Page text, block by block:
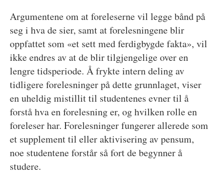
Argumentene om at foreleserne vil legge bånd på
seg i hva de sier, samt at forelesningene blir
oppfattet som «et sett med ferdigbygde fakta», vil
ikke endres av at de blir tilgjengelige over en
lengre tidsperiode. Å frykte intern deling av
tidligere forelesninger på dette grunnlaget, viser
en uheldig mistillit til studentenes evner til å
forstå hva en forelesning er, og hvilken rolle en
foreleser har. Forelesninger fungerer allerede som
et supplement til eller aktivisering av pensum,
noe studentene forstår så fort de begynner å
studere.